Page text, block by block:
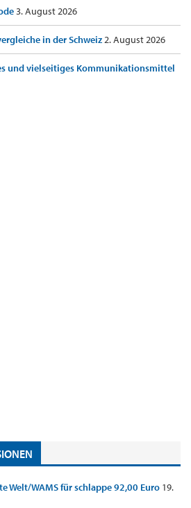
3. August 2026
in der Schweiz2. August 2026
und vielseitiges Kommunikationsmittel
Welt/WAMS für schlappe 92,00 Euro 19.